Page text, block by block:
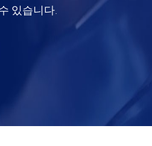
있습니다.